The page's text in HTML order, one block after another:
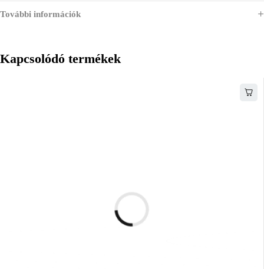
További információk
Kapcsolódó termékek